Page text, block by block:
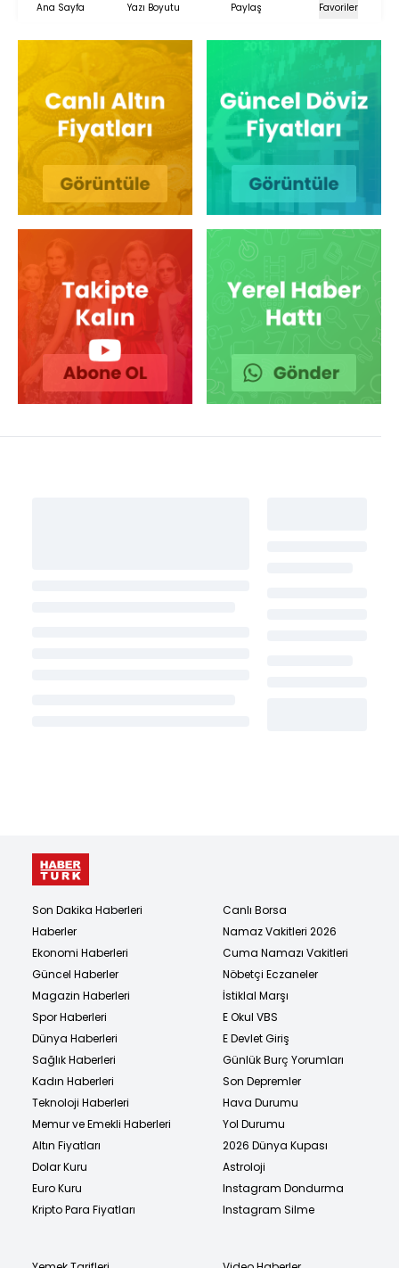
Ana Sayfa Yazı Boyutu Paylaş Favoriler
Son Dakika Haberleri
Haberler
Ekonomi Haberleri
Güncel Haberler
Magazin Haberleri
Spor Haberleri
Dünya Haberleri
Sağlık Haberleri
Kadın Haberleri
Teknoloji Haberleri
Memur ve Emekli Haberleri
Altın Fiyatları
Dolar Kuru
Euro Kuru
Kripto Para Fiyatları
Canlı Borsa
Namaz Vakitleri 2026
Cuma Namazı Vakitleri
Nöbetçi Eczaneler
İstiklal Marşı
E Okul VBS
E Devlet Giriş
Günlük Burç Yorumları
Son Depremler
Hava Durumu
Yol Durumu
2026 Dünya Kupası
Astroloji
Instagram Dondurma
Instagram Silme